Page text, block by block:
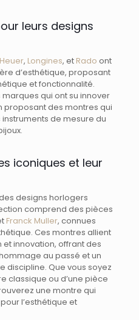
leurs designs
, Longines, et Rado ont
d’esthétique, proposant
et fonctionnalité.
qui ont su innover
proposant des montres qui
de mesure du
iconiques et leur
designs horlogers
comprend des pièces
Franck Muller, connues
Ces montres allient
innovation, offrant des
au passé et un
discipline. Que vous soyez
classique ou d’une pièce
une montre qui
l’esthétique et